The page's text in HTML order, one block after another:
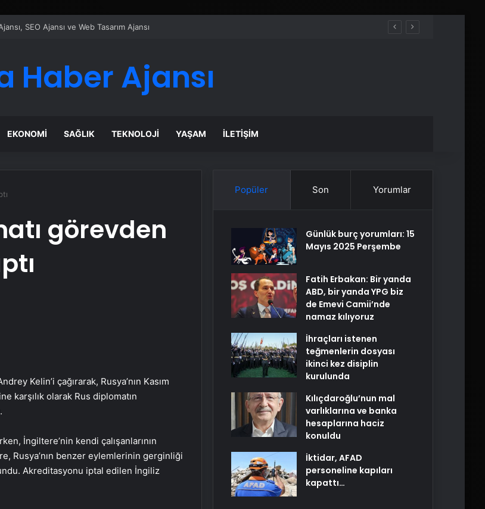
SEO Ajansı ve Web Tasarım Ajansı
Haber Ajansı
EKONOMI SAĞLIK TEKNOLOJI YAŞAM İLETIŞIM
görevden
Kelin’i çağırarak, Rusya’nın Kasım
karşılık olarak Rus diplomatın
İngiltere’nin kendi çalışanlarının
Rusya’nın benzer eylemlerinin gerginliği
Akreditasyonu iptal edilen İngiliz
Popüler Son Yorumlar
Günlük burç yorumları: 15
Mayıs 2025 Perşembe
Fatih Erbakan: Bir yanda
ABD, bir yanda YPG biz
de Emevi Camii’nde
namaz kılıyoruz
İhraçları istenen
teğmenlerin dosyası
ikinci kez disiplin
kurulunda
Kılıçdaroğlu’nun mal
varlıklarına ve banka
hesaplarına haciz
konuldu
İktidar, AFAD
personeline kapıları
kapattı…